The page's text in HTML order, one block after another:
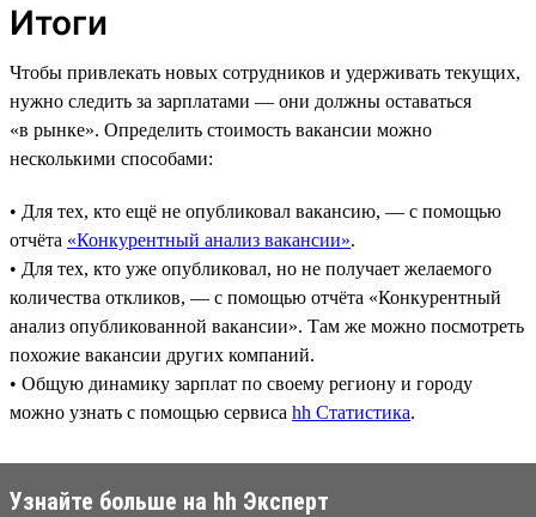
Итоги
Чтобы привлекать новых сотрудников и удерживать текущих,
нужно следить за зарплатами — они должны оставаться
«в рынке». Определить стоимость вакансии можно
несколькими способами:
• Для тех, кто ещё не опубликовал вакансию, — с помощью
отчёта «Конкурентный анализ вакансии».
• Для тех, кто уже опубликовал, но не получает желаемого
количества откликов, — с помощью отчёта «Конкурентный
анализ опубликованной вакансии». Там же можно посмотреть
похожие вакансии других компаний.
• Общую динамику зарплат по своему региону и городу
можно узнать с помощью сервиса hh Статистика.
Узнайте больше на hh Эксперт